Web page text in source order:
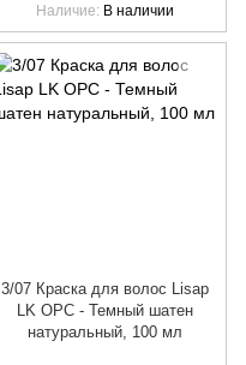
Наличие В наличии
3/07 Краска для волос Lisap
LK OPC - Темный шатен
натуральный, 100 мл